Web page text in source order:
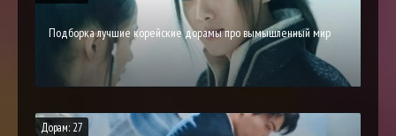
Подборка лучшие корейские дорамы про вымышленный мир
Дорам: 27